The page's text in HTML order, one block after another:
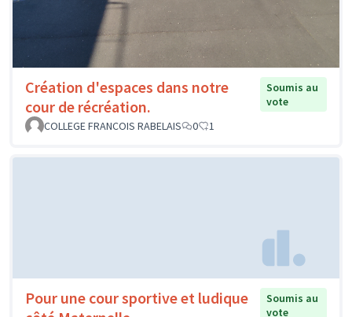
Création d'espaces dans notre
cour de récréation.
Soumis au
vote
COLLEGE FRANCOIS RABELAIS
0 1
Pour une cour sportive et ludique
Soumis au
vote